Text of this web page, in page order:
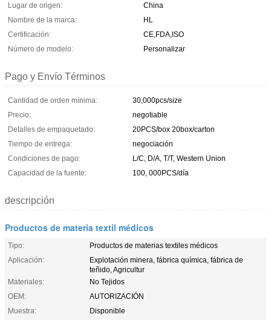
Lugar de origen:
China
Nombre de la marca:
HL
Certificación:
CE,FDA,ISO
Número de modelo:
Personalizar
Pago y Envío Términos
Cantidad de orden mínima:
30,000pcs/size
Precio:
negotiable
Detalles de empaquetado:
20PCS/box 20box/carton
Tiempo de entrega:
negociación
Condiciones de pago:
L/C, D/A, T/T, Western Union
Capacidad de la fuente:
100, 000PCS/día
descripción
Productos de materia textil médicos
Tipo:
Productos de materias textiles médicos
Aplicación:
Explotación minera, fábrica química, fábrica de
teñido, Agricultur
Materiales:
No Tejidos
OEM:
AUTORIZACIÓN
Muestra:
Disponible